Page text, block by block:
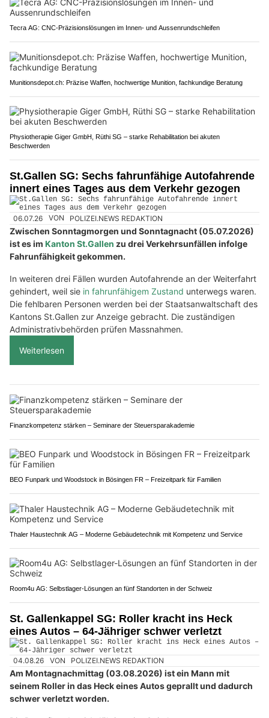
Tecra AG: CNC-Präzisionslösungen im Innen- und Aussenrundschleifen
Munitionsdepot.ch: Präzise Waffen, hochwertige Munition, fachkundige Beratung
Physiotherapie Giger GmbH, Rüthi SG – starke Rehabilitation bei akuten
Beschwerden
St.Gallen SG: Sechs fahrunfähige Autofahrende
innert eines Tages aus dem Verkehr gezogen
06.07.26 VON POLIZEI.NEWS REDAKTION
Zwischen Sonntagmorgen und Sonntagnacht (05.07.2026)
ist es im Kanton St.Gallen zu drei Verkehrsunfällen infolge
Fahrunfähigkeit gekommen.
In weiteren drei Fällen wurden Autofahrende an der Weiterfahrt
gehindert, weil sie in fahrunfähigem Zustand unterwegs waren.
Die fehlbaren Personen werden bei der Staatsanwaltschaft des
Kantons St.Gallen zur Anzeige gebracht. Die zuständigen
Administrativbehörden prüfen Massnahmen.
Weiterlesen
Finanzkompetenz stärken – Seminare der Steuersparakademie
BEO Funpark und Woodstock in Bösingen FR – Freizeitpark für Familien
Thaler Haustechnik AG – Moderne Gebäudetechnik mit Kompetenz und Service
Room4u AG: Selbstlager-Lösungen an fünf Standorten in der Schweiz
St. Gallenkappel SG: Roller kracht ins Heck
eines Autos – 64-Jähriger schwer verletzt
04.08.26 VON POLIZEI.NEWS REDAKTION
Am Montagnachmittag (03.08.2026) ist ein Mann mit
seinem Roller in das Heck eines Autos geprallt und dadurch
schwer verletzt worden.